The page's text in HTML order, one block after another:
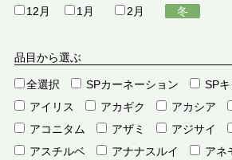
12月
1月 2月 冬
品目から選ぶ
全選択 SPカーネーション SPキ
アイリス
アカギク アカシア
アコニタム
アザミ アジサイ
アスチルベ
アナナスルイ
アネ